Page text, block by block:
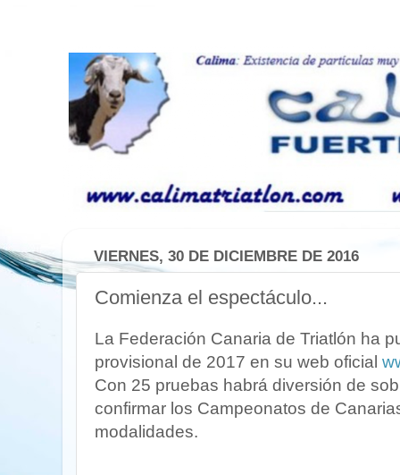
VIERNES, 30 DE DICIEMBRE DE 2016
Comienza el espectáculo...
La Federación Canaria de Triatlón ha
provisional de 2017 en su web oficial
Con 25 pruebas habrá diversión de
confirmar los Campeonatos de
modalidades.